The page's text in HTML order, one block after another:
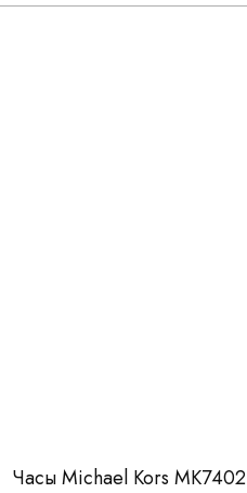
Часы Michael Kors MK7402